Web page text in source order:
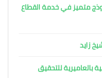
متميز في خدمة القطاع
زايد
بالعاميرية للتحقيق